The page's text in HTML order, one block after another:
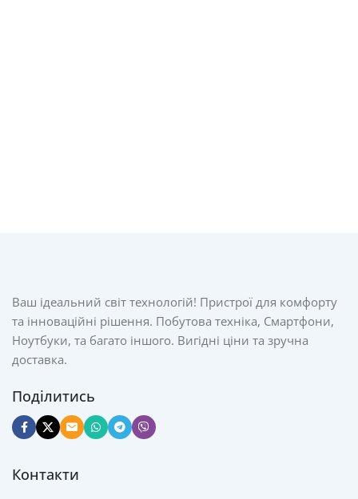
Ваш ідеальний світ технологій! Пристрої для комфорту
та інноваційні рішення. Побутова техніка, Смартфони,
Ноутбуки, та багато іншого. Вигідні ціни та зручна
доставка.
Поділитись
Контакти